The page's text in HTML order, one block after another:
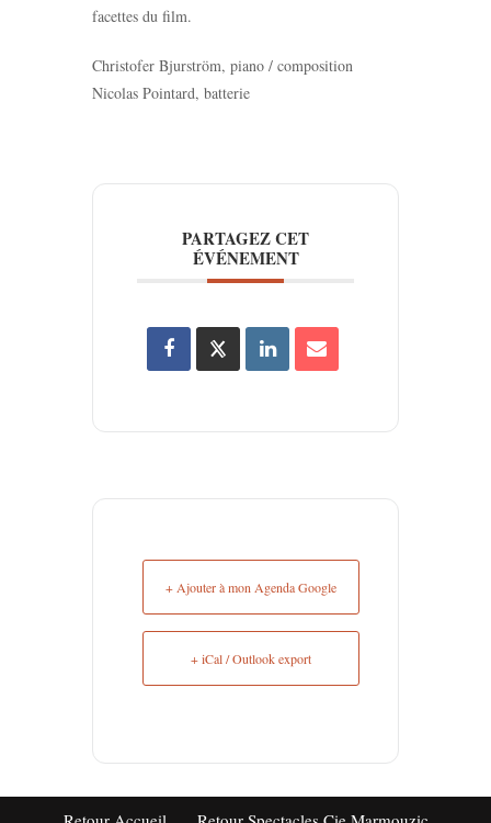
facettes du film.
Christofer Bjurström, piano / composition
Nicolas Pointard, batterie
PARTAGEZ CET
ÉVÉNEMENT
+ Ajouter à mon Agenda Google
+ iCal / Outlook export